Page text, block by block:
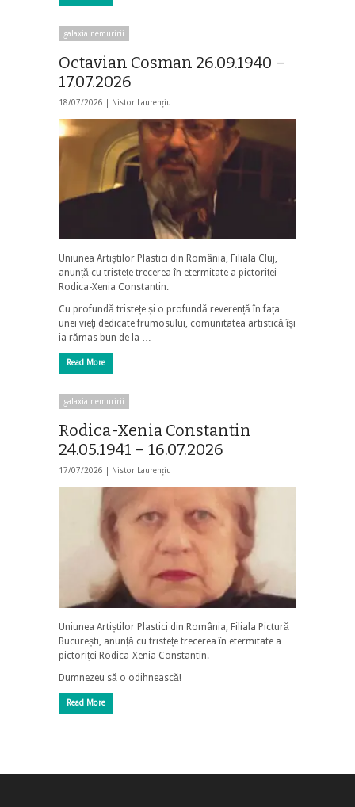
galaxia nemuririi
Octavian Cosman 26.09.1940 –
17.07.2026
18/07/2026 | Nistor Laurențiu
Uniunea Artiștilor Plastici din România, Filiala Cluj,
anunță cu tristețe trecerea în etermitate a pictoriței
Rodica-Xenia Constantin.
Cu profundă tristețe și o profundă reverență în fața
unei vieți dedicate frumosului, comunitatea artistică își
ia rămas bun de la …
Read More
galaxia nemuririi
Rodica-Xenia Constantin
24.05.1941 – 16.07.2026
17/07/2026 | Nistor Laurențiu
Uniunea Artiștilor Plastici din România, Filiala Pictură
București, anunță cu tristețe trecerea în etermitate a
pictoriței Rodica-Xenia Constantin.
Dumnezeu să o odihnească!
Read More